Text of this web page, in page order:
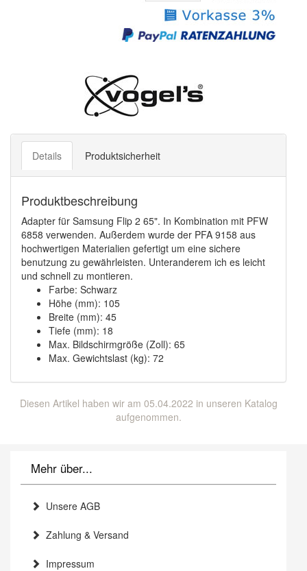
Details Produktsicherheit
Produktbeschreibung
Adapter für Samsung Flip 2 65". In Kombination mit PFW
6858 verwenden. Außerdem wurde der PFA 9158 aus
hochwertigen Materialien gefertigt um eine sichere
benutzung zu gewährleisten. Unteranderem ich es leicht
und schnell zu montieren.
Farbe: Schwarz
Höhe (mm): 105
Breite (mm): 45
Tiefe (mm): 18
Max. Bildschirmgröße (Zoll): 65
Max. Gewichtslast (kg): 72
Diesen Artikel haben wir am 05.04.2022 in unseren Katalog
aufgenommen.
Mehr über...
Unsere AGB
Zahlung & Versand
Impressum